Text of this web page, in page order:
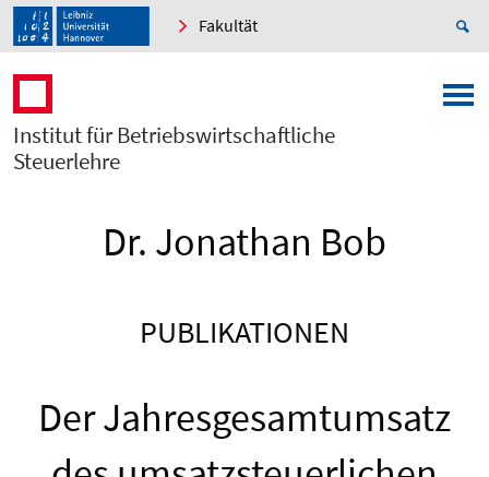
Fakultät
Institut für Betriebswirtschaftliche
Steuerlehre
Dr. Jonathan Bob
PUBLIKATIONEN
Der Jahresgesamtumsatz